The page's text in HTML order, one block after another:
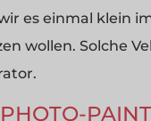
es einmal klein
wollen. Solche
PAINT